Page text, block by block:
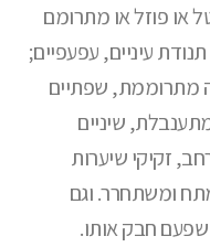
פוזל או מתרומם
עיניים, עפעפיים;
מתרוממת, שפתיים
שיניים
זקיקי שיערות
ומשתחרר. וגם
חבק אותו.